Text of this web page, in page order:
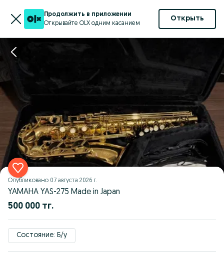
Продолжить в приложении
Открывайте OLX одним касанием
Открыть
Опубликовано 07 августа 2026 г.
YAMAHA YAS-275 Made in Japan
500 000 тг.
Состояние: Б/у